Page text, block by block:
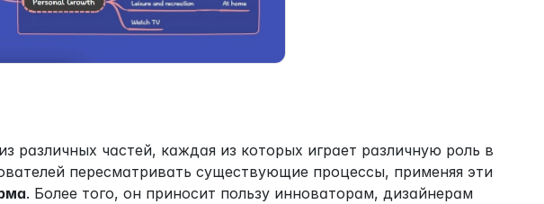
различных частей, каждая из которых играет различную роль в
пересматривать существующие процессы, применяя эти
. Более того, он приносит пользу инноваторам, дизайнерам